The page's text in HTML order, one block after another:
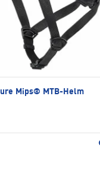
Mips® MTB-Helm